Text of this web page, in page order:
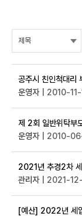
공주시 친인척대리
운영자 | 2010-
제 2회 일반위탁부
운영자 | 2010-
2021년 추경2차
관리자 | 2021-
[예산] 2022년 세